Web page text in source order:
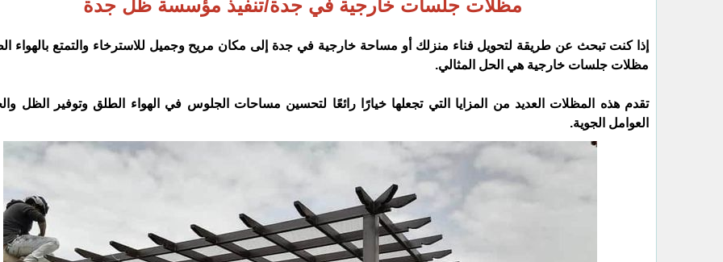
مظلات جلسات خارجية في جدة/تنفيذ مؤسسة ظل جدة
إذا كنت تبحث عن طريقة لتحويل فناء منزلك أو مساحة خارجية في جدة إلى مكان مريح وجميل للاسترخاء والتمتع بالهواء
مظلات جلسات خارجية هي الحل المثالي.
تقدم هذه المظلات العديد من المزايا التي تجعلها خيارًا رائعًا لتحسين مساحات الجلوس في الهواء الطلق وتوفير الظل
العوامل الجوية.